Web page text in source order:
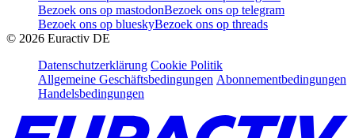
Bezoek ons op mastodonBezoek ons op telegram
Bezoek ons op blueskyBezoek ons op threads
© 2026 Euractiv DE
Datenschutzerklärung Cookie Politik
Allgemeine Geschäftsbedingungen Abonnementbedingungen
Handelsbedingungen